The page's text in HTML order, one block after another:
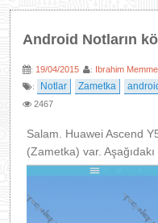
Android Notların
: 19/04/2015 : Ibrahim
:
Notlar Zametka
2467
Salam. Huawei Ascend
(Zametka) var.